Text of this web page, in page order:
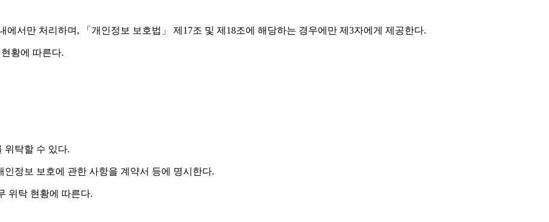
서만 처리하며, 「개인정보 보호법」 제17조 및 제18조에 해당하는 경우에만 제3자에게 제공한다.
황에 따른다.
위탁할 수 있다.
정보 보호에 관한 사항을 계약서 등에 명시한다.
위탁 현황에 따른다.